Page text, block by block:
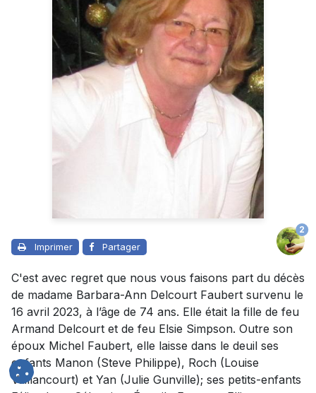
Imprimer Partager
2
C'est avec regret que nous vous faisons part du décès
de madame Barbara-Ann Delcourt Faubert survenu le
16 avril 2023, à l’âge de 74 ans. Elle était la fille de feu
Armand Delcourt et de feu Elsie Simpson. Outre son
époux Michel Faubert, elle laisse dans le deuil ses
enfants Manon (Steve Philippe), Roch (Louise
Vaillancourt) et Yan (Julie Gunville); ses petits-enfants